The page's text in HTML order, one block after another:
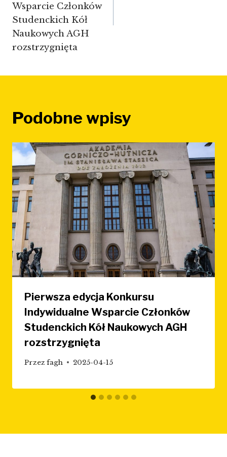
Wsparcie Członków
Studenckich Kół
Naukowych AGH
rozstrzygnięta
Podobne wpisy
Pierwsza edycja Konkursu
Indywidualne Wsparcie Członków
Studenckich Kół Naukowych AGH
rozstrzygnięta
Przez fagh 2025-04-15